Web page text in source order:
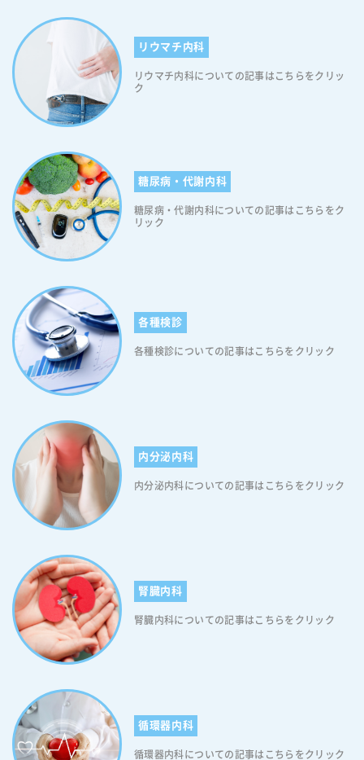
リウマチ内科
リウマチ内科についての記事はこちらをクリッ
ク
糖尿病・代謝内科
糖尿病・代謝内科についての記事はこちらをク
リック
各種検診
各種検診についての記事はこちらをクリック
内分泌内科
内分泌内科についての記事はこちらをクリック
腎臓内科
腎臓内科についての記事はこちらをクリック
循環器内科
循環器内科についての記事はこちらをクリック